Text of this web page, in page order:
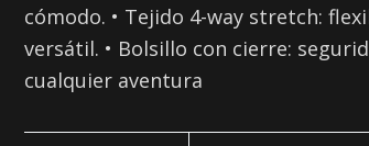
cómodo. • Tejido 4-way stretch:
versátil. • Bolsillo con cierre:
cualquier aventura